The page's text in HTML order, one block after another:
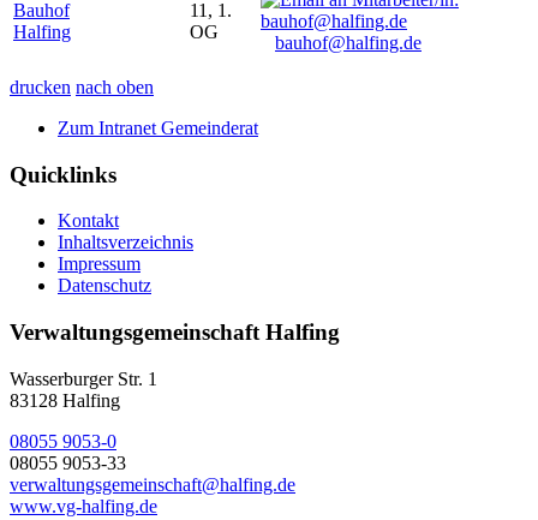
Bauhof
Halfing
11, 1.
OG
bauhof@halfing.de
drucken nach oben
Zum Intranet Gemeinderat
Quicklinks
Kontakt
Inhaltsverzeichnis
Impressum
Datenschutz
Verwaltungsgemeinschaft Halfing
Wasserburger Str. 1
83128 Halfing
08055 9053-0
08055 9053-33
verwaltungsgemeinschaft@halfing.de
www.vg-halfing.de